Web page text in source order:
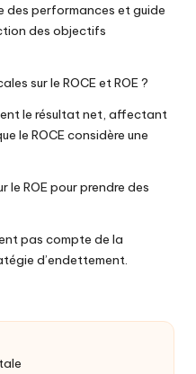
des performances et guide
des objectifs
sur le ROCE et ROE ?
le résultat net, affectant
le ROCE considère une
le ROE pour prendre des
pas compte de la
d’endettement.